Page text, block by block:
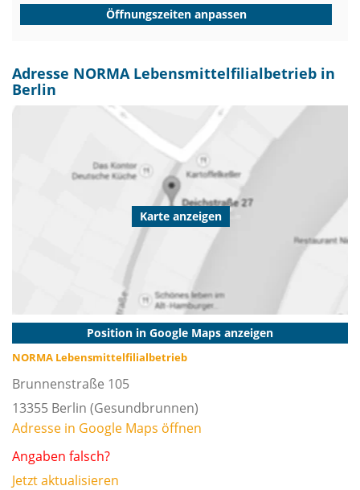
Öffnungszeiten anpassen
Adresse NORMA Lebensmittelfilialbetrieb in
Berlin
Karte anzeigen
Position in Google Maps anzeigen
NORMA Lebensmittelfilialbetrieb
Brunnenstraße 105
13355 Berlin (Gesundbrunnen)
Adresse in Google Maps öffnen
Angaben falsch?
Jetzt aktualisieren